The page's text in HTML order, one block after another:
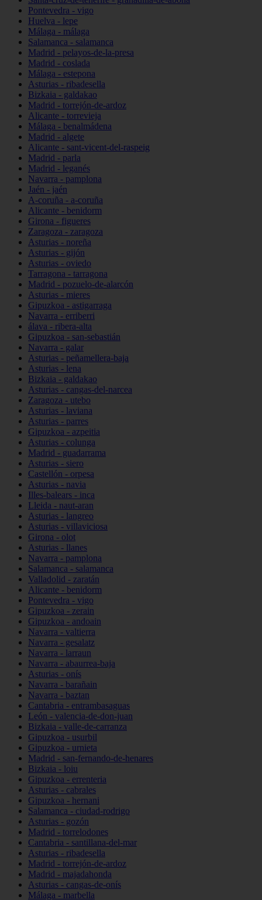
Pontevedra - vigo
Huelva - lepe
Málaga - málaga
Salamanca - salamanca
Madrid - pelayos-de-la-presa
Madrid - coslada
Málaga - estepona
Asturias - ribadesella
Bizkaia - galdakao
Madrid - torrejón-de-ardoz
Alicante - torrevieja
Málaga - benalmádena
Madrid - algete
Alicante - sant-vicent-del-raspeig
Madrid - parla
Madrid - leganés
Navarra - pamplona
Jaén - jaén
A-coruña - a-coruña
Alicante - benidorm
Girona - figueres
Zaragoza - zaragoza
Asturias - noreña
Asturias - gijón
Asturias - oviedo
Tarragona - tarragona
Madrid - pozuelo-de-alarcón
Asturias - mieres
Gipuzkoa - astigarraga
Navarra - erriberri
álava - ribera-alta
Gipuzkoa - san-sebastián
Navarra - galar
Asturias - peñamellera-baja
Asturias - lena
Bizkaia - galdakao
Asturias - cangas-del-narcea
Zaragoza - utebo
Asturias - laviana
Asturias - parres
Gipuzkoa - azpeitia
Asturias - colunga
Madrid - guadarrama
Asturias - siero
Castellón - orpesa
Asturias - navia
Illes-balears - inca
Lleida - naut-aran
Asturias - langreo
Asturias - villaviciosa
Girona - olot
Asturias - llanes
Navarra - pamplona
Salamanca - salamanca
Valladolid - zaratán
Alicante - benidorm
Pontevedra - vigo
Gipuzkoa - zerain
Gipuzkoa - andoain
Navarra - valtierra
Navarra - gesalatz
Navarra - larraun
Navarra - abaurrea-baja
Asturias - onís
Navarra - barañain
Navarra - baztan
Cantabria - entrambasaguas
León - valencia-de-don-juan
Bizkaia - valle-de-carranza
Gipuzkoa - usurbil
Gipuzkoa - urnieta
Madrid - san-fernando-de-henares
Bizkaia - loiu
Gipuzkoa - errenteria
Asturias - cabrales
Gipuzkoa - hernani
Salamanca - ciudad-rodrigo
Asturias - gozón
Madrid - torrelodones
Cantabria - santillana-del-mar
Asturias - ribadesella
Madrid - torrejón-de-ardoz
Madrid - majadahonda
Asturias - cangas-de-onís
Málaga - marbella